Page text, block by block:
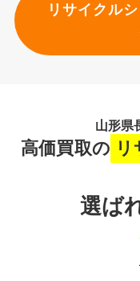
リサイクル
山形県
高価買取の
選ば